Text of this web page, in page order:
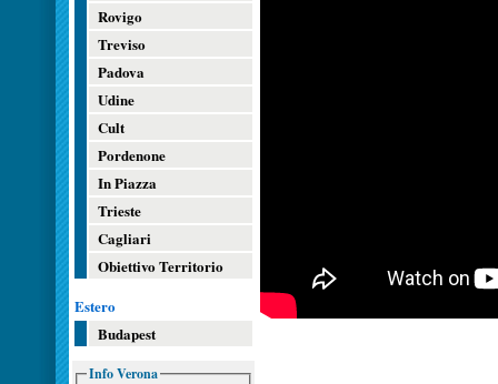
Rovigo
Treviso
Padova
Udine
Cult
Pordenone
In Piazza
Trieste
Cagliari
Obiettivo Territorio
Estero
Budapest
Info Verona